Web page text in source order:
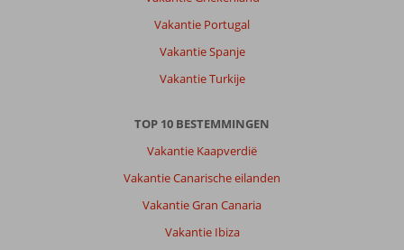
Vakantie Portugal
Vakantie Spanje
Vakantie Turkije
TOP 10 BESTEMMINGEN
Vakantie Kaapverdië
Vakantie Canarische eilanden
Vakantie Gran Canaria
Vakantie Ibiza